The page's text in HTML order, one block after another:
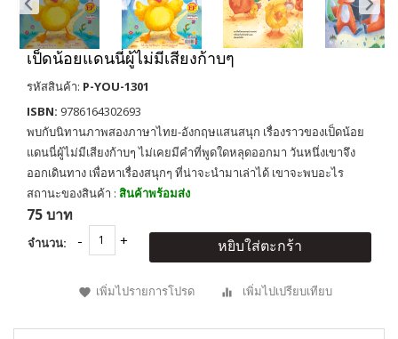
เป็ดน้อยแดนนี่ผู้ไม่มีเสียงก้าบๆ
รหัสสินค้า: P-YOU-1301
ISBN: 9786164302693
พบกับนิทานภาพสองภาษาไทย-อังกฤษแสนสนุก เรื่องราวของเป็ดน้อย
แดนนี่ผู้ไม่มีเสียงก้าบๆ ไม่เคยมีคำที่พูดใดหลุดออกมา วันหนึ่งเขาจึง
ออกเดินทาง เพื่อหาเรื่องสนุกๆ ที่น่าจะนำมาเล่าได้ เขาจะพบอะไร
สถานะของสินค้า : สินค้าพร้อมส่ง
75 บาท
จำนวน: หยิบใส่ตะกร้า
เพิ่มไปรายการโปรด เพิ่มไปเปรียบเทียบ